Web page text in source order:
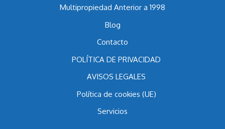
Multipropiedad Anterior a 1998
Blog
Contacto
POLÍTICA DE PRIVACIDAD
AVISOS LEGALES
Política de cookies (UE)
Servicios